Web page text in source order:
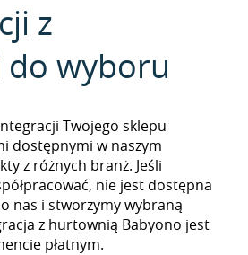
z
wyboru
Twojego sklepu
dostępnymi w naszym
z różnych branż. Jeśli
nie jest dostępna
nas i stworzymy wybraną
z hurtownią Babyono jest
płatnym.